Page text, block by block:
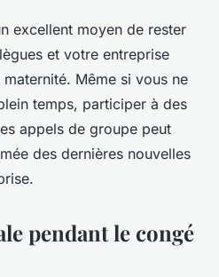
excellent moyen de rester
et votre entreprise
Même si vous ne
temps, participer à des
appels de groupe peut
des dernières nouvelles
pendant le congé